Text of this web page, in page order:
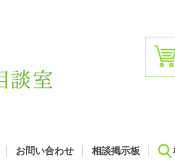
お問い合わせ 相談掲示板